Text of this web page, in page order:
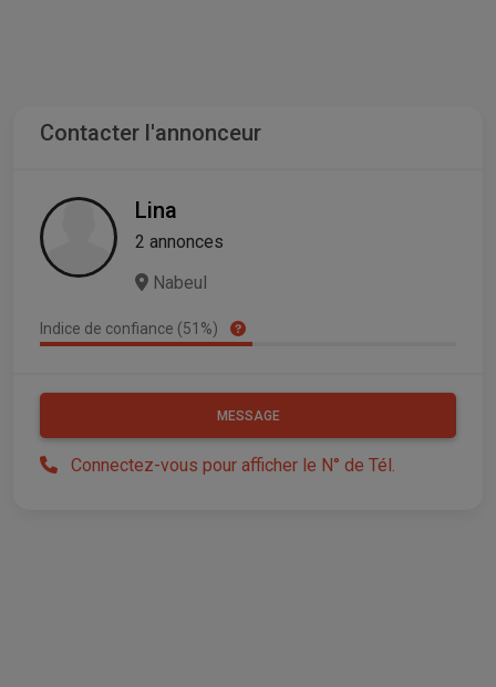
Contacter l'annonceur
Lina
2 annonces
Nabeul
Indice de confiance (51%)
MESSAGE
Connectez-vous pour afficher le N° de Tél.